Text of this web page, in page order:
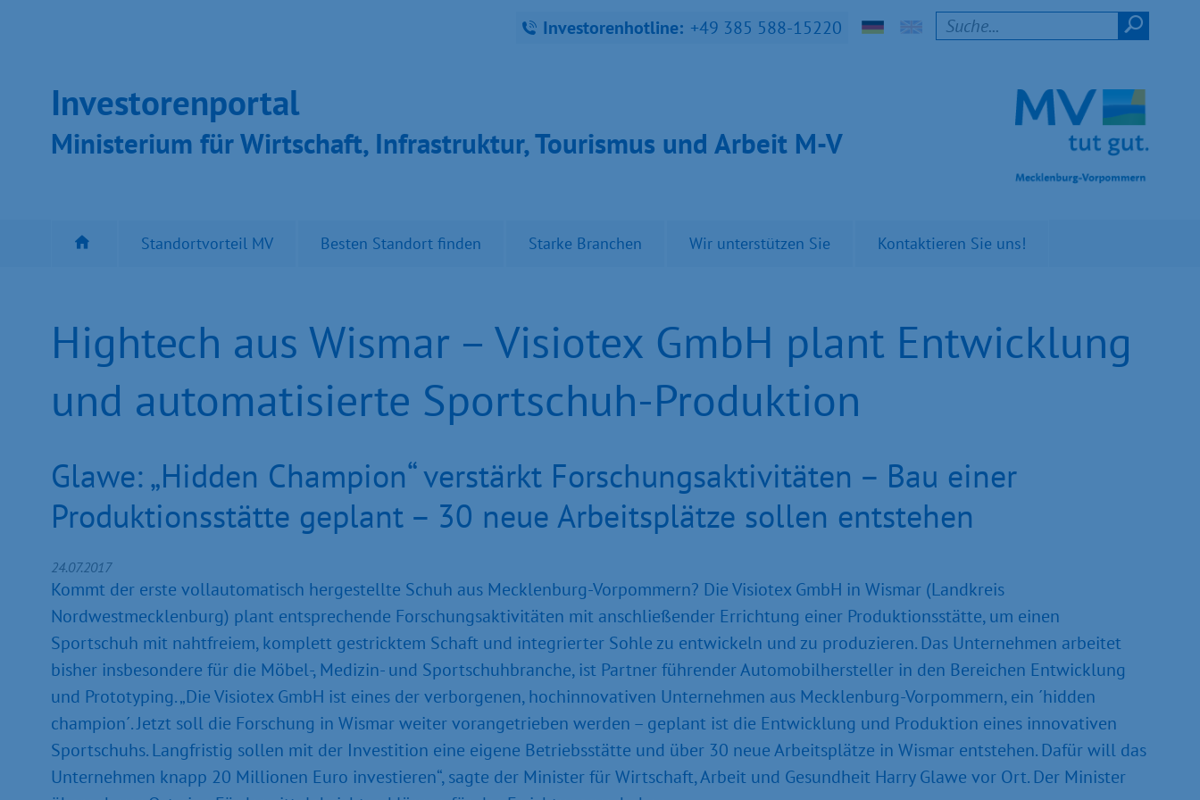
Investorenhotline: +49 385 588-15220
Inves­toren­por­tal
Ministeri­um für Wirt­schaft, Infra­struk­tur, Tou­ris­mus und Ar­beit M-V
Standortvorteil MV Besten Standort finden Starke Branchen Wir unterstützen Sie Kontaktieren Sie uns!
Hightech aus Wismar – Visiotex GmbH plant Entwicklung
und automatisierte Sportschuh-Produktion
Glawe: „Hidden Champion“ verstärkt Forschungsaktivitäten – Bau einer
Produktionsstätte geplant – 30 neue Arbeitsplätze sollen entstehen
24.07.2017
Kommt der erste vollautomatisch hergestellte Schuh aus Mecklenburg-Vorpommern? Die Visiotex GmbH in Wismar (Landkreis
Nordwestmecklenburg) plant entsprechende Forschungsaktivitäten mit anschließender Errichtung einer Produktionsstätte, um einen
Sportschuh mit nahtfreiem, komplett gestricktem Schaft und integrierter Sohle zu entwickeln und zu produzieren. Das Unternehmen arbeitet
bisher insbesondere für die Möbel-, Medizin- und Sportschuhbranche, ist Partner führender Automobilhersteller in den Bereichen Entwicklung
und Prototyping. „Die Visiotex GmbH ist eines der verborgenen, hochinnovativen Unternehmen aus Mecklenburg-Vorpommern, ein ´hidden
champion´. Jetzt soll die Forschung in Wismar weiter vorangetrieben werden – geplant ist die Entwicklung und Produktion eines innovativen
Sportschuhs. Langfristig sollen mit der Investition eine eigene Betriebsstätte und über 30 neue Arbeitsplätze in Wismar entstehen. Dafür will das
Unternehmen knapp 20 Millionen Euro investieren“, sagte der Minister für Wirtschaft, Arbeit und Gesundheit Harry Glawe vor Ort. Der Minister